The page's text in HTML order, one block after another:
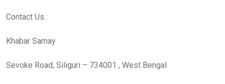
Contact Us :
Khabar Samay
Sevoke Road, Siliguri – 734001 , West Bengal